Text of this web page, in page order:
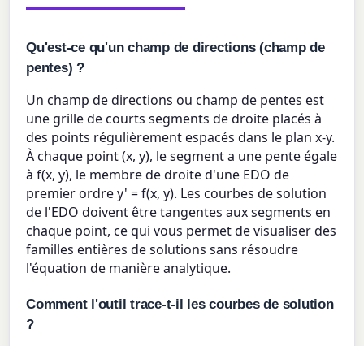
Qu'est-ce qu'un champ de directions (champ de
pentes) ?
Un champ de directions ou champ de pentes est
une grille de courts segments de droite placés à
des points régulièrement espacés dans le plan x-y.
À chaque point (x, y), le segment a une pente égale
à f(x, y), le membre de droite d'une EDO de
premier ordre y' = f(x, y). Les courbes de solution
de l'EDO doivent être tangentes aux segments en
chaque point, ce qui vous permet de visualiser des
familles entières de solutions sans résoudre
l'équation de manière analytique.
Comment l'outil trace-t-il les courbes de solution
?